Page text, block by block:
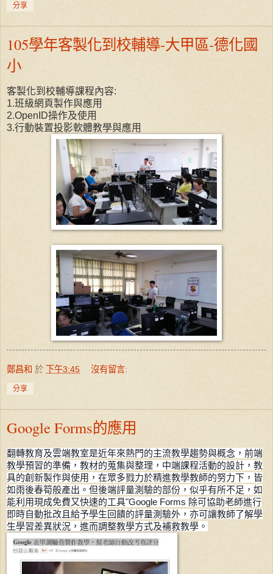
分享
105學年客製化到校輔導-大甲區-德化國
小
客製化到校輔導課程內容:
1.班級網頁製作與應用
2.OpenID操作及使用
3.行動裝置投影軟體教學與應用
鄭昌和 於 下午3:45 沒有留言:
分享
Google Forms的應用
翻轉教育及雲端教室是近年來熱門的主流教學趨勢與概念，前端
教學預習的準備，教材的蒐集與整理，中端課程活動的設計，教
具的創新製作與使用，在眾多戮力於精進教學教師的努力下，皆
如雨後春筍般產出。但後端評量測驗的部份，似乎有所不足，如
能利用現成免費又快速的工具"Google Forms 除可協助老師進行
即時自動批改且給予學生回饋的評量測驗外，亦可讓教師了解學
生學習差異狀況 ，進而調整教學方式及補救教學 。